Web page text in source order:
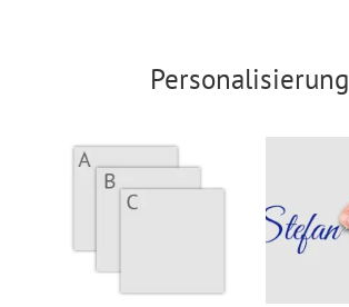
Personalisierung